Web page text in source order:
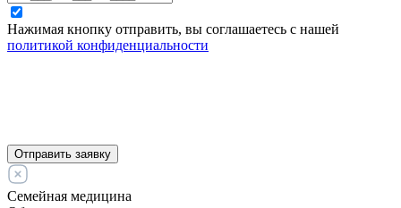
Нажимая кнопку отправить, вы соглашаетесь с нашей
политикой конфиденциальности
Отправить заявку
Семейная медицина